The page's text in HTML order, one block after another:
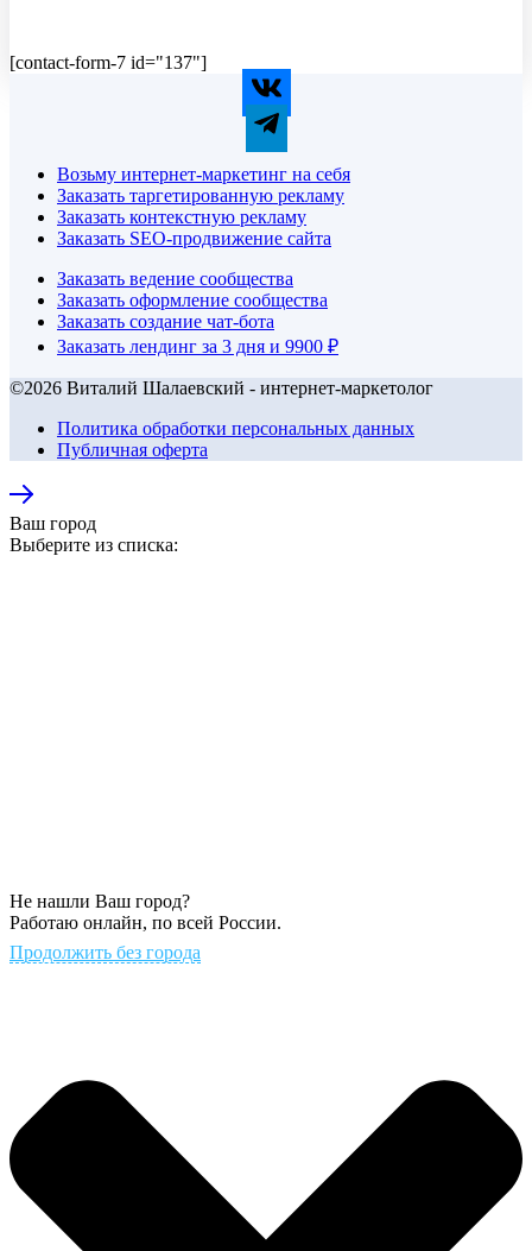
[contact-form-7 id="137"]
Возьму интернет-маркетинг на себя
Заказать таргетированную рекламу
Заказать контекстную рекламу
Заказать SEO-продвижение сайта
Заказать ведение сообщества
Заказать оформление сообщества
Заказать создание чат-бота
Заказать лендинг за 3 дня и 9900 ₽
©2026 Виталий Шалаевский - интернет-маркетолог
Политика обработки персональных данных
Публичная оферта
Ваш город
Выберите из списка:
Не нашли Ваш город?
Работаю онлайн, по всей России.
Продолжить без города